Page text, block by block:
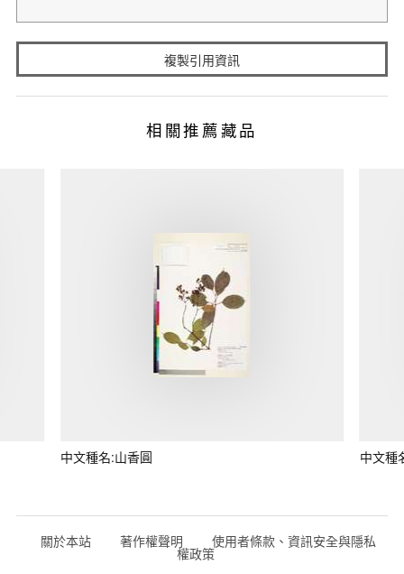
複製引用資訊
相關推薦藏品
中文種名:山香圓 中文種
關於本站 著作權聲明 使用者條款、資訊安全與隱私
權政策